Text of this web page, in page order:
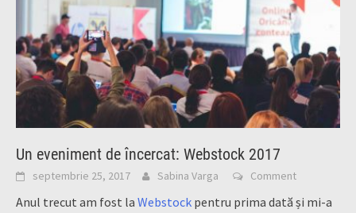
Un eveniment de încercat: Webstock 2017
septembrie 25, 2017 Sabina Varga Comment
Anul trecut am fost la Webstock pentru prima dată și mi-a